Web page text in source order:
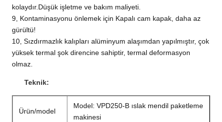
kolaydır.Düşük işletme ve bakım maliyeti.
9, Kontaminasyonu önlemek için Kapalı cam kapak, daha az
gürültü!
10, Sızdırmazlık kalıpları alüminyum alaşımdan yapılmıştır, çok
yüksek termal şok direncine sahiptir, termal deformasyon
olmaz.
Teknik:
Ürün/model
Model: VPD250-B ıslak mendil paketleme
makinesi